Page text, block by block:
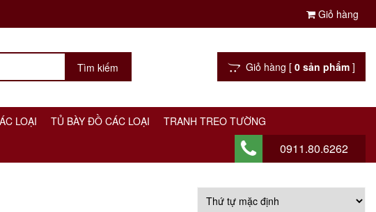
Giỏ hàng
Giỏ hàng [ 0 sản phẩm ]
LOẠI TỦ BÀY ĐỒ CÁC LOẠI
TRANH TREO TƯỜNG
0911.80.6262